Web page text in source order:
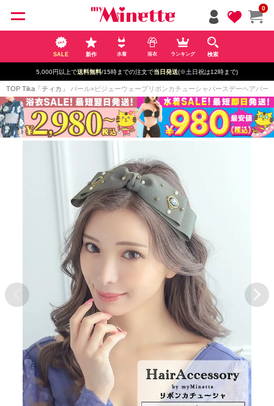
0
SALE 新作 水着 浴衣 ランキング 検索
5,000円以上で送料無料/15時までの注文で当日発送(※土日祝は12時まで)
TOP Tika「ティカ」 パール×ビジューウェーブリボンカチューシャバースデーヘアバー
ペー
ジト
ップ